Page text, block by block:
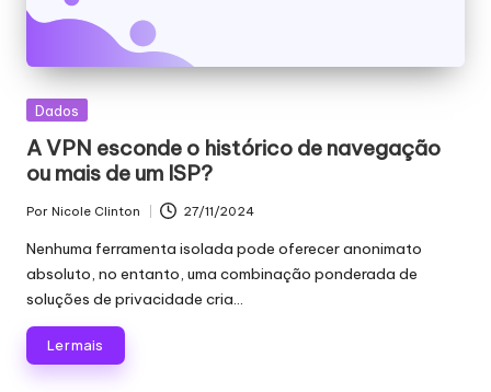
d
e
s
[
T
e
s
t
e
g
Publicado
Dados
A VPN esconde o histórico de navegação
ou mais de um ISP?
Publicado
por
Por Nicole Clinton 27/11/2024
Nenhuma ferramenta isolada pode oferecer anonimato
absoluto, no entanto, uma combinação ponderada de
soluções de privacidade cria...
Ler mais